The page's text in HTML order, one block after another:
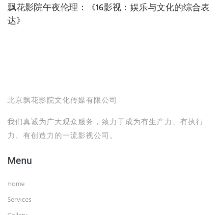
飘花影院午夜伦理：《16影视：娱乐与文化的综合表
达》
北京飘花影院文化传媒有限公司
我们真诚为广大观众服务，致力于成为有生产力、有执行
力、有创造力的一流影视公司。
Menu
Home
Services